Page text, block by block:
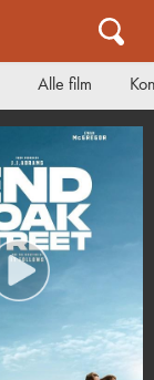
Alle film